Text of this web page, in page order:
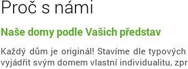
Proč s námi
Naše domy podle Vašich představ
Každý dům je originál! Stavíme dle
vyjádřit svým domem vlastní individualitu,